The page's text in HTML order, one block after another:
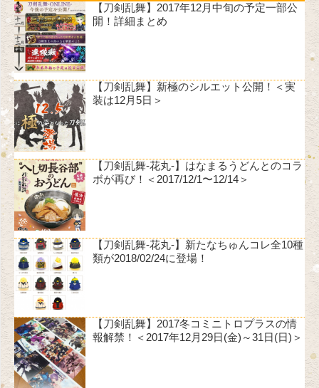
【刀剣乱舞】2017年12月中旬の予定一部公
開！詳細まとめ
【刀剣乱舞】新極のシルエット公開！＜実
装は12月5日＞
【刀剣乱舞-花丸-】はなまるうどんとのコラ
ボが再び！＜2017/12/1〜12/14＞
【刀剣乱舞-花丸-】新たなちゅんコレ全10種
類が2018/02/24に登場！
【刀剣乱舞】2017冬コミニトロプラスの情
報解禁！＜2017年12月29日(金)～31日(日)＞